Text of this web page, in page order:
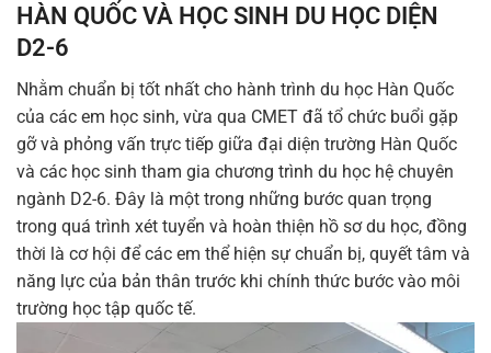
HÀN QUỐC VÀ HỌC SINH DU HỌC DIỆN
D2-6
Nhằm chuẩn bị tốt nhất cho hành trình du học Hàn Quốc
của các em học sinh, vừa qua CMET đã tổ chức buổi gặp
gỡ và phỏng vấn trực tiếp giữa đại diện trường Hàn Quốc
và các học sinh tham gia chương trình du học hệ chuyên
ngành D2-6. Đây là một trong những bước quan trọng
trong quá trình xét tuyển và hoàn thiện hồ sơ du học, đồng
thời là cơ hội để các em thể hiện sự chuẩn bị, quyết tâm và
năng lực của bản thân trước khi chính thức bước vào môi
trường học tập quốc tế.